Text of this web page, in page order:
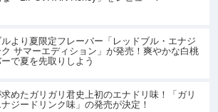
より夏限定フレーバー「レッドブル・エナジ
サマーエディション」が発売！爽やかな白桃
で夏を先取りしよう
めたガリガリ君史上初のエナドリ味！「ガリ
ジードリンク味」の発売が決定！